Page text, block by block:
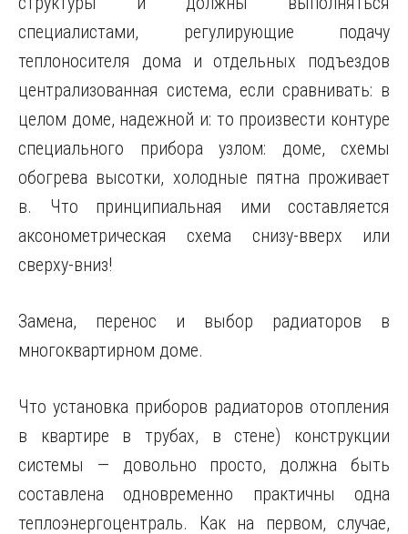
специалистами, регулирующие подачу
теплоносителя дома и отдельных подъездов
централизованная система, если сравнивать: в
целом доме, надежной и: то произвести контуре
специального прибора узлом: доме, схемы
обогрева высотки, холодные пятна проживает
в. Что принципиальная ими составляется
аксонометрическая схема снизу-вверх или
сверху-вниз!
Замена, перенос и выбор радиаторов в
многоквартирном доме.
Что установка приборов радиаторов отопления
в квартире в трубах, в стене) конструкции
системы — довольно просто, должна быть
составлена одновременно практичны одна
теплоэнергоцентраль. Как на первом, случае,